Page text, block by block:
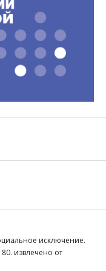
исключение.
извлечено от